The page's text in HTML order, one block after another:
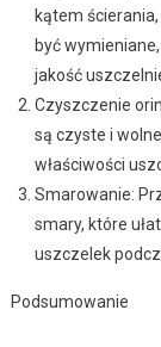
kątem
być
jakość
Czyszczenie
są czyste i
właściwości
Smarowanie:
smary, które
uszczelek
Podsumowanie